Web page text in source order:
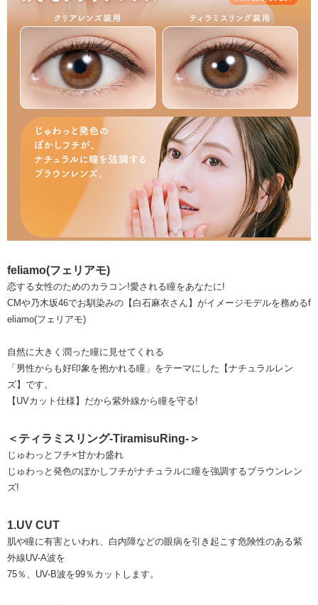
feliamo(フェリアモ)
恋する女性のためのカラコン!愛される瞳をあなたに!
CMや乃木坂46でお馴染みの【白石麻衣さん】がイメージモデルを務めるf
eliamo(フェリアモ)
自然に大きく潤った瞳に見せてくれる
「男性からも好印象を抱かれる瞳」をテーマにした【ナチュラルレン
ズ】です。
【UVカット仕様】だから紫外線から瞳を守る!
＜ティラミスリング-TiramisuRing-＞
じゅわっとフチ×甘かわ盛れ
じゅわっと発色のぼかしフチがナチュラルに瞳を強調するブラウンレン
ズ!
1.UV CUT
肌や瞳に有害といわれ、白内障などの眼病を引き起こす危険性のある紫
外線UV-A波を
75％、UV-B波を99％カットします。